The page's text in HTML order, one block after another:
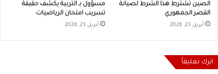
الصين تشترط هذا الشرط لصيانة
القصر الجمهوري
أبريل 23, 2026
مسؤول بـ التربية يكشف حقيقة
تسريب امتحان الرياضيات
أبريل 23, 2026
اترك تعليقاً